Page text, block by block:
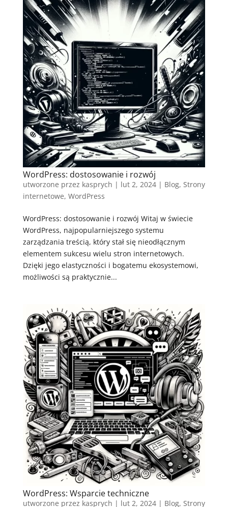
WordPress: dostosowanie i rozwój
utworzone przez kasprych | lut 2, 2024| Blog, Strony
internetowe, WordPress
WordPress: dostosowanie i rozwój Witaj w świecie
WordPress, najpopularniejszego systemu
zarządzania treścią, który stał się nieodłącznym
elementem sukcesu wielu stron internetowych.
Dzięki jego elastyczności i bogatemu ekosystemowi,
możliwości są praktycznie...
WordPress: Wsparcie techniczne
utworzone przez kasprych | lut 2, 2024| Blog, Strony